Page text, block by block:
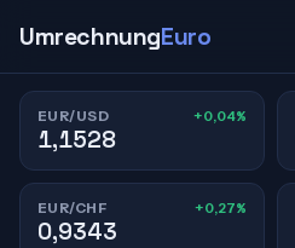
UmrechnungEuro
EUR/USD +0,04%
1,1528
EUR/CHF +0,27%
0,9343